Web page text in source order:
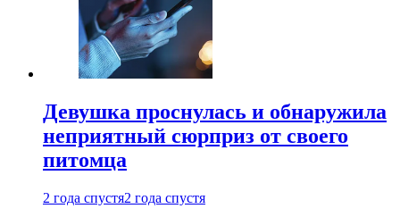
Девушка проснулась и обнаружила
неприятный сюрприз от своего
питомца
2 года спустя2 года спустя